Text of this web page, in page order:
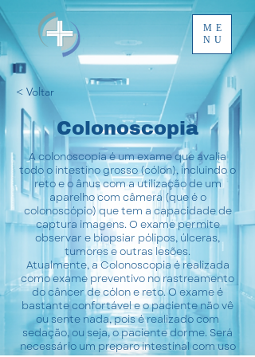
ME
NU
< Voltar
Colonoscopia
A colonoscopia é um exame que avalia
todo o intestino grosso (cólon), incluindo o
reto e o ânus com a utilização de um
aparelho com câmera (que é o
colonoscópio) que tem a capacidade de
captura imagens. O exame permite
observar e biopsiar pólipos, úlceras,
tumores e outras lesões.
Atualmente, a Colonoscopia é realizada
como exame preventivo no rastreamento
do câncer de cólon e reto. O exame é
bastante confortável e o paciente não vê
ou sente nada, pois é realizado com
sedação, ou seja, o paciente dorme. Será
necessário um preparo intestinal com uso